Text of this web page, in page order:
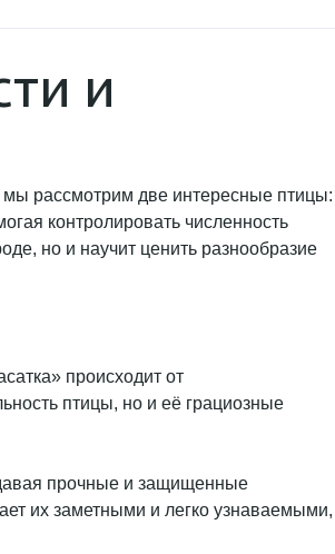
и
мы рассмотрим две интересные птицы:
контролировать численность
но и научит ценить разнообразие
происходит от
птицы, но и её грациозные
прочные и защищенные
их заметными и легко узнаваемыми,